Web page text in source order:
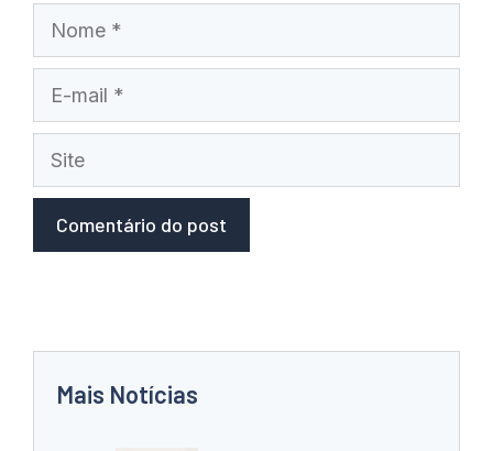
Nome
mail
Site
Mais Notícias